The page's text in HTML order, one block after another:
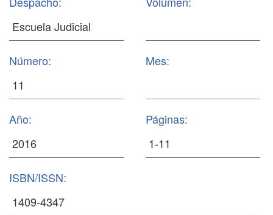
Número: Mes:
Año: Páginas:
ISBN/ISSN: